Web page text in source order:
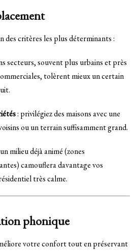
des critères les plus déterminants :
secteurs, souvent plus urbains et près
tolèrent mieux un certain
: privilégiez des maisons avec une
ou un terrain suffisamment grand.
milieu déjà animé (zones
camouflera davantage vos
très calme.
phonique
votre confort tout en préservant